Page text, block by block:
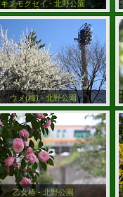
キンモクセイ - 北野公園
ウメ(梅) - 北野公園
乙女椿 - 北野公園